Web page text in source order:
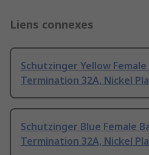
Liens connexes
Schutzinger Yellow
Termination 32A, Nickel
Schutzinger Blue Female
Termination 32A, Nickel